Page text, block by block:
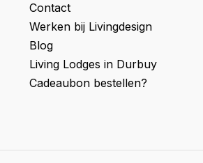
Contact
Werken bij Livingdesign
Blog
Living Lodges in Durbuy
Cadeaubon bestellen?